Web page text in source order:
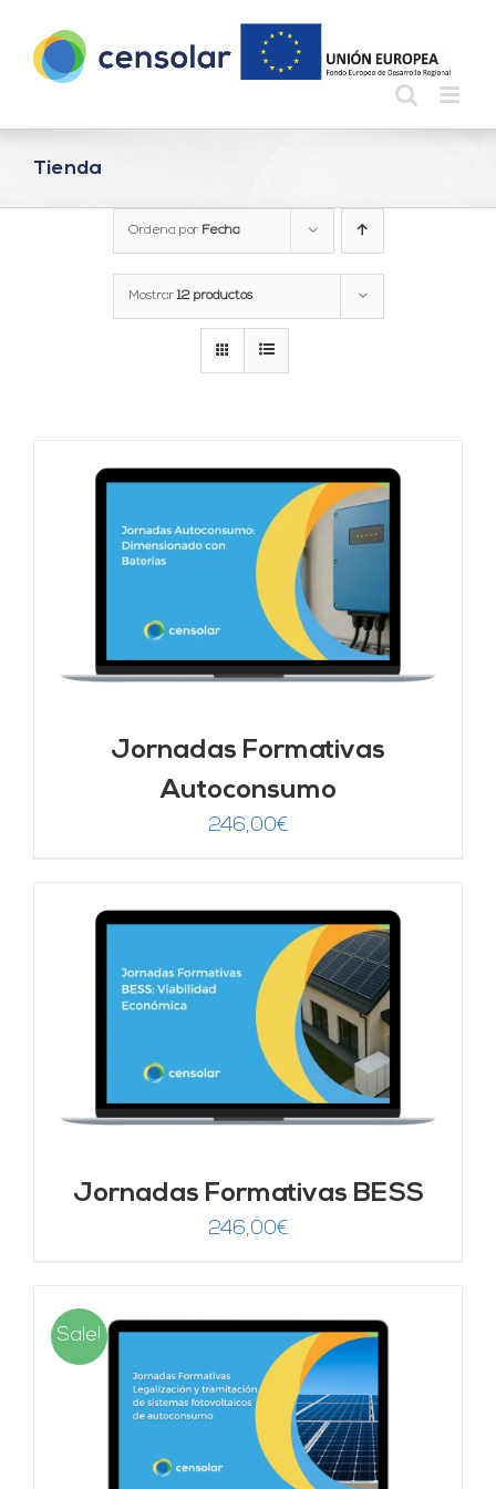
contenido
Tienda
Ordena por Fecha
Mostrar12 productos
Jornadas Formativas
Autoconsumo
246,00€
Jornadas Formativas BESS
246,00€
Sale!